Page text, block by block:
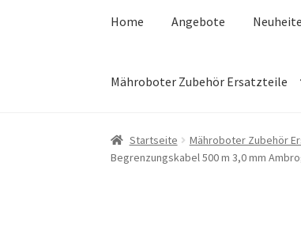
Home Angebote
Mähroboter Zubehör Ersatzteile
Startseite Mähroboter Zubehör
Begrenzungskabel 500 m 3,0 mm